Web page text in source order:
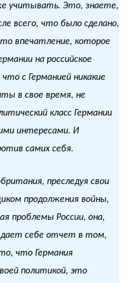
учитывать. Это, знаете,
всего, что было сделано,
впечатление, которое
на российское
с Германией никакие
в свое время, не
класс Германии
интересами. И
самих себя.
преследуя свои
продолжения войны,
проблемы России, она,
себе отчет в том,
что Германия
политикой, это